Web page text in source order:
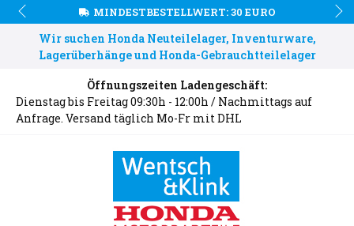
MINDESTBESTELLWERT: 30 EURO
Wir suchen Honda Neuteilelager, Inventurware,
Lagerüberhänge und Honda-Gebrauchtteilelager
Öffnungszeiten Ladengeschäft:
Dienstag bis Freitag 09:30h - 12:00h / Nachmittags auf
Anfrage. Versand täglich Mo-Fr mit DHL